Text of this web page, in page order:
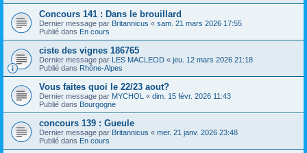
Concours 141 : Dans le brouillard
Dernier message par Britannicus « sam. 21 mars 2026 17:55
Publié dans En cours
ciste des vignes 186765
Dernier message par LES MACLEOD « jeu. 12 mars 2026 21:18
Publié dans Rhône-Alpes
Vous faites quoi le 22/23 aout?
Dernier message par MYCHOL « dim. 15 févr. 2026 11:43
Publié dans Bourgogne
concours 139 : Gueule
Dernier message par Britannicus « mer. 21 janv. 2026 23:48
Publié dans En cours